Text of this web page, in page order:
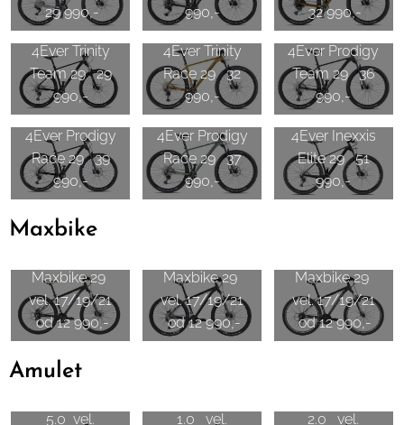
29 990,-
990,-
32 990,-
4Ever Trinity
Team 29 29
990,-
4Ever Trinity
Race 29 32
990,-
4Ever Prodigy
Team 29 36
990,-
4Ever Prodigy
Race 29 39
990,-
4Ever Prodigy
Race 29 37
990,-
4Ever Inexxis
Elite 29 51
990,-
Maxbike
Maxbike 29
vel. 17/19/21
od 12 990,-
Maxbike 29
vel. 17/19/21
od 12 990,-
Maxbike 29
vel. 17/19/21
od 12 990,-
Amulet
5.0 vel.
1.0 vel.
2.0 vel.